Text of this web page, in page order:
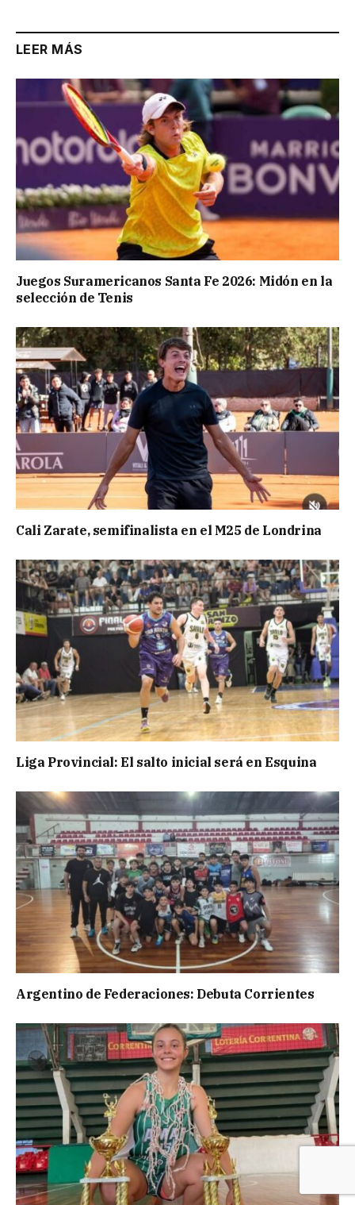
LEER MÁS
Juegos Suramericanos Santa Fe 2026: Midón en la
selección de Tenis
Cali Zarate, semifinalista en el M25 de Londrina
Liga Provincial: El salto inicial será en Esquina
Argentino de Federaciones: Debuta Corrientes